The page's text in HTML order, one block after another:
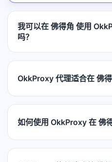
我可以在 佛得角 使用
吗？
OkkProxy 代理适合在 佛
如何使用 OkkProxy 在 佛